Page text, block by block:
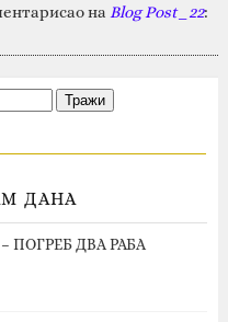
на Blog Post_22:
ДАНА
ПОГРЕБ ДВА РАБА